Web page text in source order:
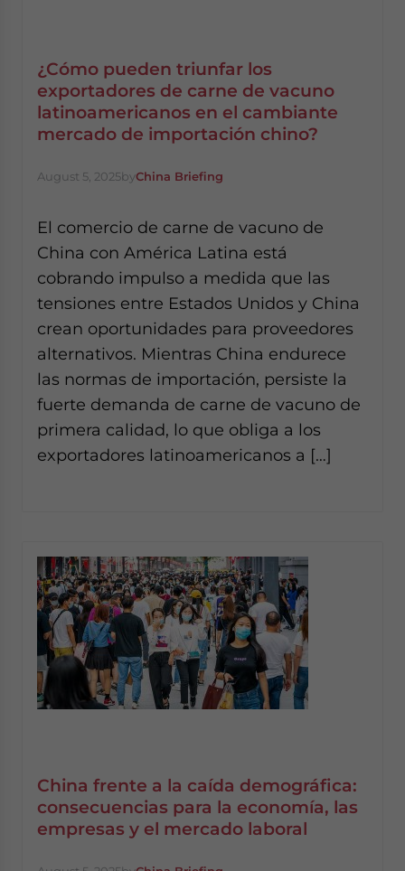
¿Cómo pueden triunfar los
exportadores de carne de vacuno
latinoamericanos en el cambiante
mercado de importación chino?
August 5, 2025byChina Briefing
El comercio de carne de vacuno de
China con América Latina está
cobrando impulso a medida que las
tensiones entre Estados Unidos y China
crean oportunidades para proveedores
alternativos. Mientras China endurece
las normas de importación, persiste la
fuerte demanda de carne de vacuno de
primera calidad, lo que obliga a los
exportadores latinoamericanos a […]
China frente a la caída demográfica:
consecuencias para la economía, las
empresas y el mercado laboral